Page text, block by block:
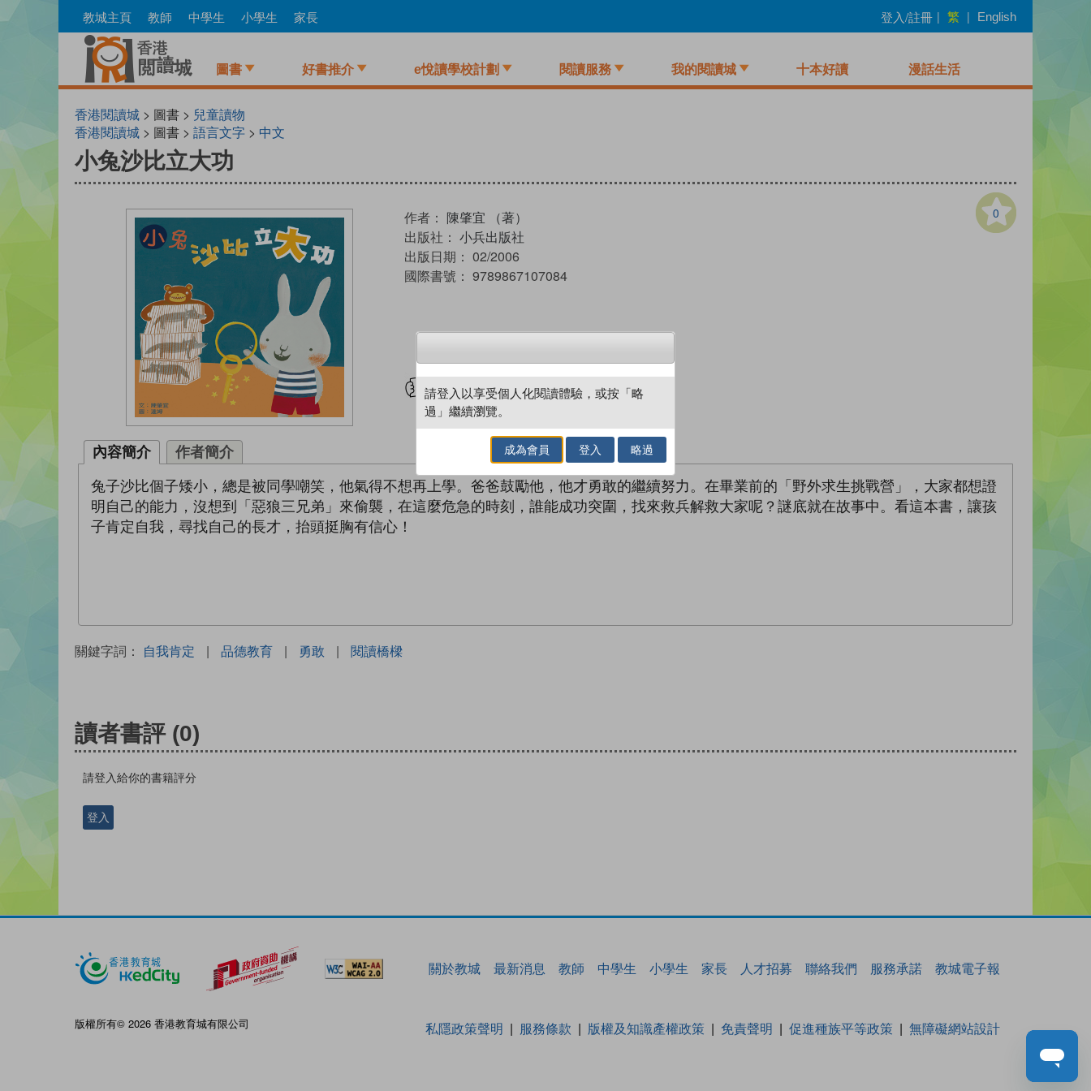
to
教城主頁 教師 中學生 小學生 家長 登入/註冊 | 繁 | English
圖書 好書推介 e悅讀學校計劃 閱讀服務 我的閱讀城 十本好讀 漫話生活
香港閱讀城 > 圖書 > 兒童讀物
香港閱讀城 > 圖書 > 語言文字 > 中文
小兔沙比立大功
0
作者： 陳肇宜 （著）
出版社： 小兵出版社
出版日期： 02/2006
國際書號： 9789867107084
試閲 加入閱讀紀錄
內容簡介 作者簡介
兔子沙比個子矮小，總是被同學嘲笑，他氣得不想再上學。爸爸鼓勵他，他才勇敢的繼續努力。在畢業前的「野外求生挑戰營」，大家都想證
明自己的能力，沒想到「惡狼三兄弟」來偷襲，在這麼危急的時刻，誰能成功突圍，找來救兵解救大家呢？謎底就在故事中。看這本書，讓孩
子肯定自我，尋找自己的長才，抬頭挺胸有信心！
關鍵字詞： 自我肯定 | 品德教育 | 勇敢 | 閱讀橋樑
讀者書評 (0)
請登入給你的書籍評分
登入
關於教城 最新消息 教師 中學生 小學生 家長 人才招募 聯絡我們 服務承諾 教城電子報
版權所有© 2026 香港教育城有限公司 私隱政策聲明 服務條款 版權及知識產權政策 免責聲明 促進種族平等政策 無障礙網站設計
請登入以享受個人化閱讀體驗，或按「略
過」繼續瀏覽。
成為會員 登入 略過